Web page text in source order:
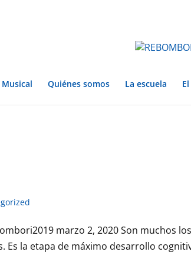
Quiénes somos La escuela
marzo 2, 2020 Son muchos
Es la etapa de máximo desarrollo